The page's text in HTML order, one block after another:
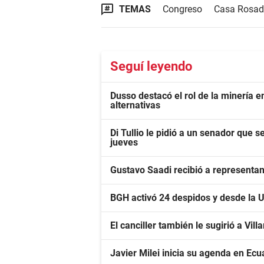
TEMAS Congreso Casa
Seguí leyendo
Dusso destacó el rol de la minería
alternativas
Di Tullio le pidió a un senador que
jueves
Gustavo Saadi recibió a
BGH activó 24 despidos y desde la
El canciller también le sugirió a
Javier Milei inicia su agenda en